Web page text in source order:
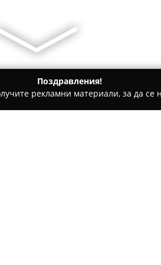
Поздравления!
рекламни материали, за да се